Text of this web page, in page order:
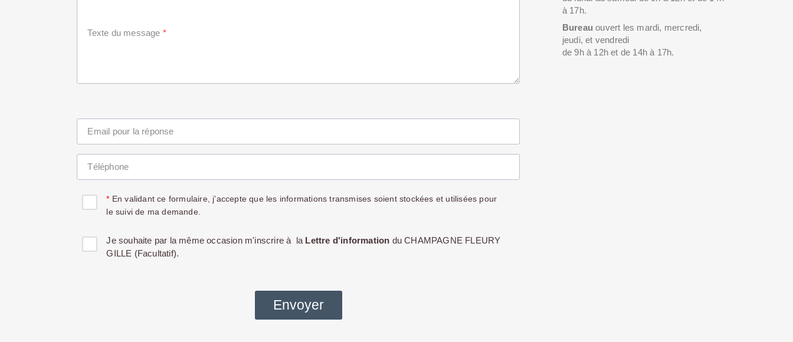
Texte du message
Email pour la réponse
Téléphone
En validant ce formulaire, j'accepte que les informations transmises soient stockées et utilisées pour
le suivi de ma demande.
Je souhaite par la même occasion m'inscrire à la Lettre d'information du CHAMPAGNE FLEURY
GILLE (Facultatif).
à 17h.
Bureauouvert les mardi, mercredi,
jeudi, et vendredi
de 9h à 12h et de 14h à 17h.